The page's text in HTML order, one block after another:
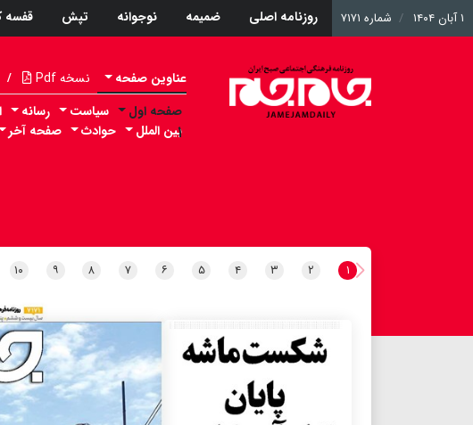
۱ آبان ۱۴۰۴ شماره ۷۱۷۱ روزنامه اصلی ضمیمه نوجوانه تپش قفسه
عناوین صفحه نسخه Pdf /
صفحه اول
۱
سیاست رسانه
بین الملل
حوادث صفحه آخر
۱ ۲ ۳ ۴ ۵ ۶ ۷ ۸ ۹ ۱۰